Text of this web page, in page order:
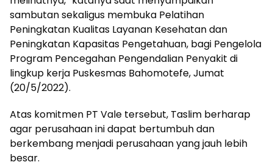
sambutan sekaligus membuka Pelatihan
Peningkatan Kualitas Layanan Kesehatan dan
Peningkatan Kapasitas Pengetahuan, bagi Pengelola
Program Pencegahan Pengendalian Penyakit di
lingkup kerja Puskesmas Bahomotefe, Jumat
(20/5/2022).
Atas komitmen PT Vale tersebut, Taslim berharap
agar perusahaan ini dapat bertumbuh dan
berkembang menjadi perusahaan yang jauh lebih
besar.